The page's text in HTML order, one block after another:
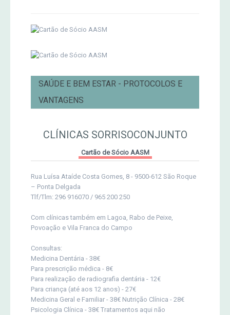
SAÚDE E BEM ESTAR - PROTOCOLOS E
VANTAGENS
CLÍNICAS SORRISOCONJUNTO
Cartão de Sócio AASM
Rua Luísa Ataíde Costa Gomes, 8 - 9500-612 São Roque
– Ponta Delgada
Tlf/Tlm: 296 916070 / 965 200 250
Com clínicas também em Lagoa, Rabo de Peixe,
Povoação e Vila Franca do Campo
Consultas:
Medicina Dentária - 38€
Para prescrição médica - 8€
Para realização de radiografia dentária - 12€
Para criança (até aos 12 anos) - 27€
Medicina Geral e Familiar - 38€ Nutrição Clínica - 28€
Psicologia Clínica - 38€ Tratamentos aqui não